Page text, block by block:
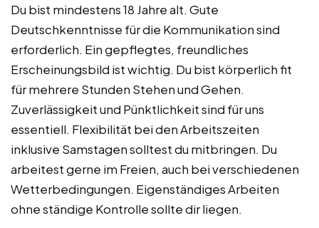
Du bist mindestens 18 Jahre alt. Gute
Deutschkenntnisse für die Kommunikation sind
erforderlich. Ein gepflegtes, freundliches
Erscheinungsbild ist wichtig. Du bist körperlich fit
für mehrere Stunden Stehen und Gehen.
Zuverlässigkeit und Pünktlichkeit sind für uns
essentiell. Flexibilität bei den Arbeitszeiten
inklusive Samstagen solltest du mitbringen. Du
arbeitest gerne im Freien, auch bei verschiedenen
Wetterbedingungen. Eigenständiges Arbeiten
ohne ständige Kontrolle sollte dir liegen.